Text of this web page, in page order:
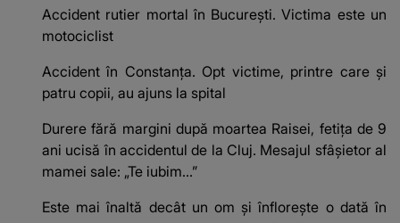
Accident rutier mortal în București. Victima este un
motociclist
Accident în Constanța. Opt victime, printre care și
patru copii, au ajuns la spital
Durere fără margini după moartea Raisei, fetița de 9
ani ucisă în accidentul de la Cluj. Mesajul sfâșietor al
mamei sale: „Te iubim…”
Este mai înaltă decât un om și înflorește o dată în